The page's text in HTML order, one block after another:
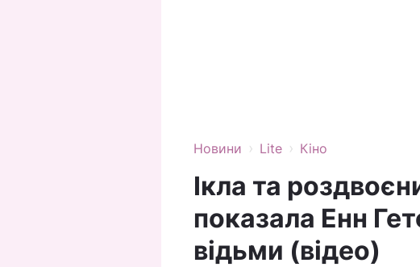
Новини › Lite › Кіно
Ікла та
показала Енн
відьми (відео)